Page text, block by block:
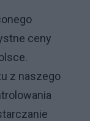
ceny
z naszego